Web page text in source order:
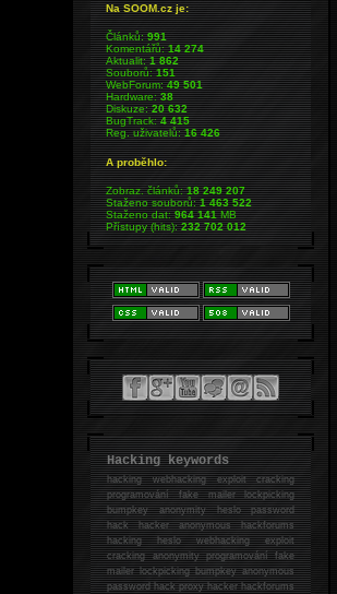
Na SOOM.cz je:
Článků:991
Komentářů:14 274
Aktualit:1 862
Souborů:151
WebForum:49 501
Hardware:38
Diskuze:20 632
BugTrack:4 415
Reg. uživatelů:16 426
A proběhlo:
Zobraz. článků:18 249 207
Staženo souborů:1 463 522
Staženo dat:964 141MB
Přístupy (hits):232 702 012
Hacking keywords
hackingwebhacking exploit cracking
programování fake mailer lockpicking
bumpkey anonymity heslo password
hackhacker anonymous hackforums
hackingheslo webhacking exploit
cracking anonymity programování fake
mailer lockpicking bumpkey anonymous
password hack proxy hacker hackforums